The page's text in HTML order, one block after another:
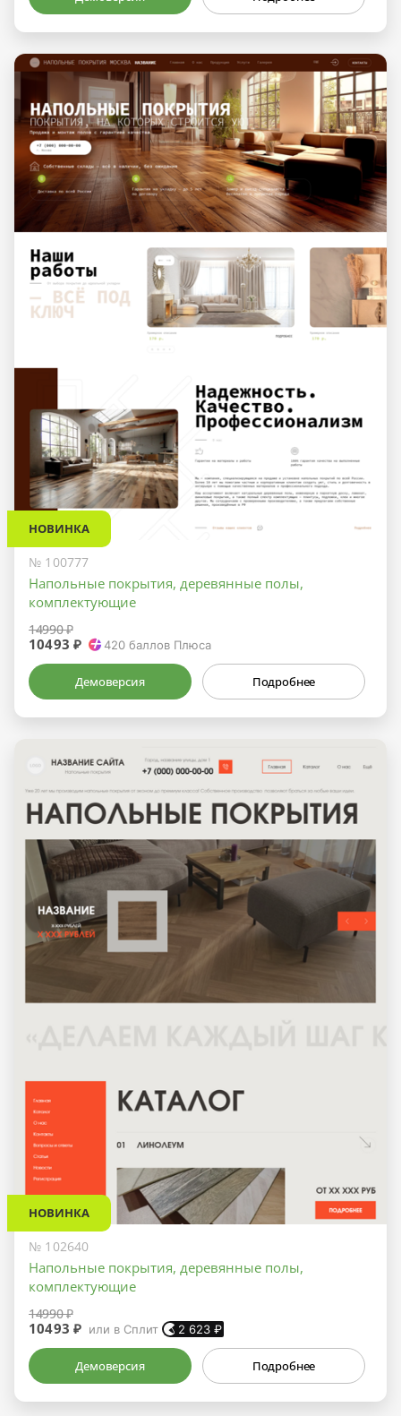
НОВИНКА
№ 100777
Напольные покрытия, деревянные полы,
комплектующие
14990 ₽
10493 ₽ 420 баллов Плюса
Демоверсия Подробнее
НОВИНКА
№ 102640
Напольные покрытия, деревянные полы,
комплектующие
14990 ₽
10493 ₽ или в Сплит 2 623 ₽
Демоверсия Подробнее